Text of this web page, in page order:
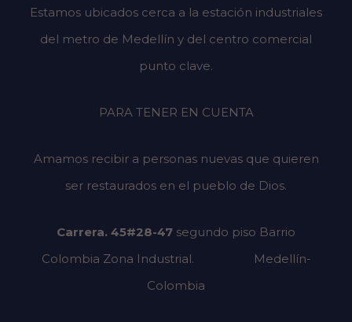
Estamos ubicados cerca a la estación industriales
del metro de Medellín y del centro comercial
punto clave.
PARA TENER EN CUENTA
Amamos recibir a personas nuevas que quieren
ser restaurados en el pueblo de Dios.
Carrera. 45#28-47 segundo piso Barrio
Colombia Zona Industrial.
Medellín-
Colombia